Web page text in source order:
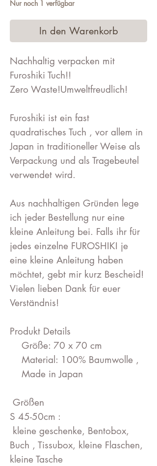
Nur noch 1 verfügbar
In den Warenkorb
Nachhaltig verpacken mit
Furoshiki Tuch!!
Zero Waste!Umweltfreudlich!
Furoshiki ist ein fast
quadratisches Tuch , vor allem in
Japan in traditioneller Weise als
Verpackung und als Tragebeutel
verwendet wird.
Aus nachhaltigen Gründen lege
ich jeder Bestellung nur eine
kleine Anleitung bei. Falls ihr für
jedes einzelne FUROSHIKI je
eine kleine Anleitung haben
möchtet, gebt mir kurz Bescheid!
Vielen lieben Dank für euer
Verständnis!
Produkt Details
Größe: 70 x 70 cm
Material: 100% Baumwolle ,
Made in Japan
Größen
S 45-50cm :
kleine geschenke, Bentobox,
Buch , Tissubox, kleine Flaschen,
kleine Tasche